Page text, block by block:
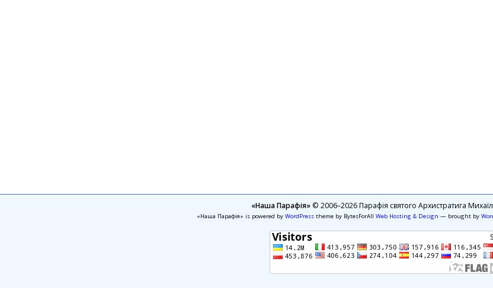
«Наша Парафія»© 2006–2026 Парафія святого Архистратига
«Наша Парафія» is powered by WordPresstheme by BytesForAll Web Hosting & Design — brought by